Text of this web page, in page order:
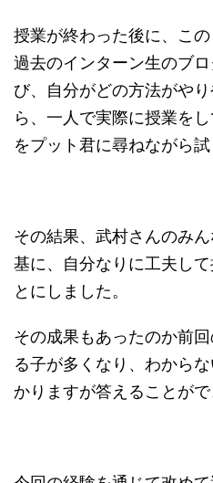
授業が終わった後に、こ
過去のインターン生のブ
び、自分がどの方法がや
ら、一人で実際に授業を
をプット君に尋ねながら試
その結果、武村さんのみ
基に、自分なりに工夫し
とにしました。
その成果もあったのか前
る子が多くなり、わから
かりますが答えることがで